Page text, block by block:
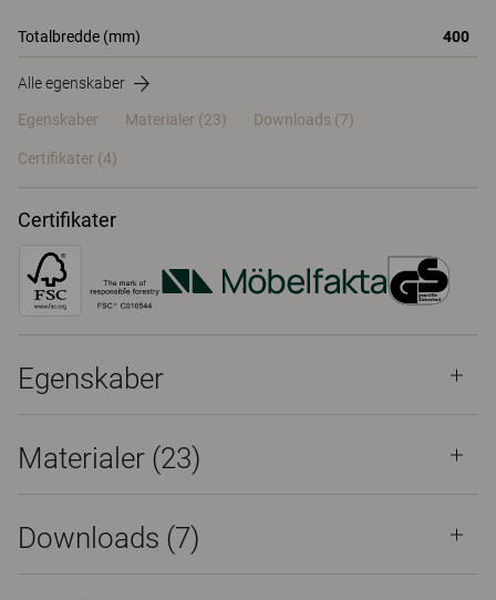
Totalbredde (mm) 400
Alle egenskaber
Egenskaber Materialer (23) Downloads (7)
Certifikater (4)
Certifikater
Egenskaber
Materialer (23)
Downloads (7)